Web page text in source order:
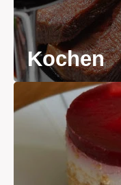
Kochen